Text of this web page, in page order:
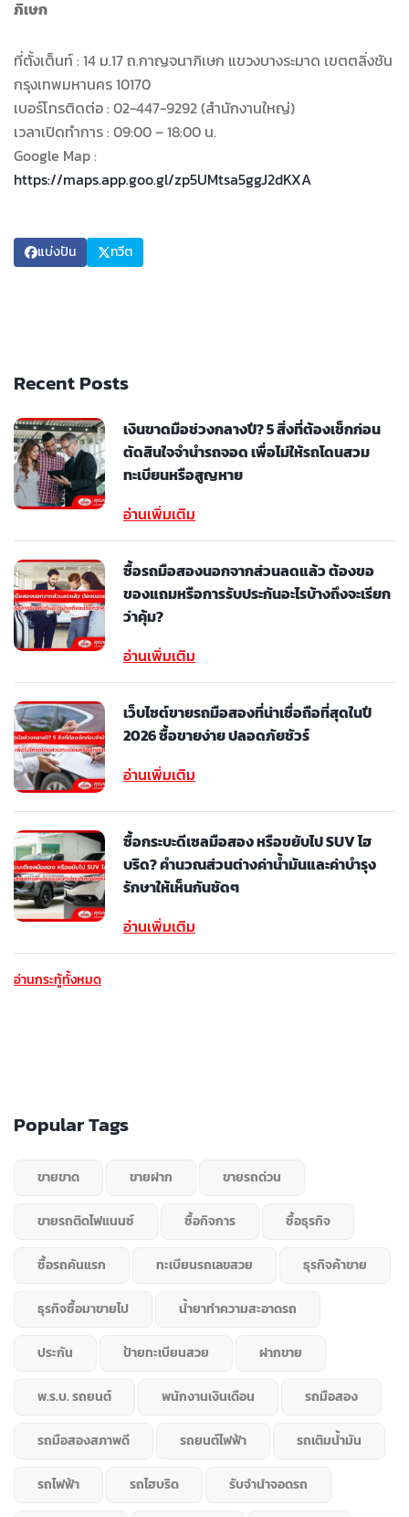
ภิเษก
ที่ตั้งเต็นท์ : 14 ม.17 ถ.กาญจนาภิเษก แขวงบางระมาด เขตตลิ่งชัน
กรุงเทพมหานคร 10170
เบอร์โทรติดต่อ : 02-447-9292 (สำนักงานใหญ่)
เวลาเปิดทำการ : 09:00 – 18:00 น.
Google Map :
https://maps.app.goo.gl/zp5UMtsa5ggJ2dKXA
แบ่งปัน ทวีต
Recent Posts
เงินขาดมือช่วงกลางปี? 5 สิ่งที่ต้องเช็กก่อน
ตัดสินใจจำนำรถจอด เพื่อไม่ให้รถโดนสวม
ทะเบียนหรือสูญหาย
อ่านเพิ่มเติม
ซื้อรถมือสองนอกจากส่วนลดแล้ว ต้องขอ
ของแถมหรือการรับประกันอะไรบ้างถึงจะเรียก
ว่าคุ้ม?
อ่านเพิ่มเติม
เว็บไซต์ขายรถมือสองที่น่าเชื่อถือที่สุดในปี
2026 ซื้อขายง่าย ปลอดภัยชัวร์
อ่านเพิ่มเติม
ซื้อกระบะดีเซลมือสอง หรือขยับไป SUV ไฮ
บริด? คำนวณส่วนต่างค่าน้ำมันและค่าบำรุง
รักษาให้เห็นกันชัดๆ
อ่านเพิ่มเติม
อ่านกระทู้ทั้งหมด
Popular Tags
ขายขาด ขายฝาก ขายรถด่วน
ขายรถติดไฟแนนซ์ ซื้อกิจการ ซื้อธุรกิจ
ซื้อรถคันแรก ทะเบียนรถเลขสวย ธุรกิจค้าขาย
ธุรกิจซื้อมาขายไป น้ำยาทำความสะอาดรถ
ประกัน ป้ายทะเบียนสวย ฝากขาย
พ.ร.บ. รถยนต์ พนักงานเงินเดือน รถมือสอง
รถมือสองสภาพดี รถยนต์ไฟฟ้า รถเติมน้ำมัน
รถไฟฟ้า รถไฮบริด รับจำนำจอดรถ